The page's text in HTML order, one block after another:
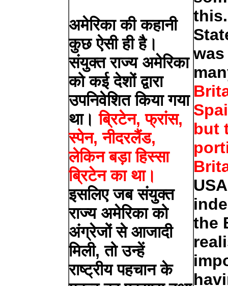
अमेरिका की कहानी
कुछ ऐसी ही है।
संयुक्त राज्य अमेरिका
को कई देशों द्वारा
उपनिवेशित किया गया
था।ब्रिटेन, फ्रांस,
स्पेन, नीदरलैंड,
लेकिन बड़ा हिस्सा
ब्रिटेन का था।
इसलिए जब संयुक्त
राज्य अमेरिका को
अंग्रेजों से आजादी
मिली, तो उन्हें
राष्ट्रीय पहचान के
but
the